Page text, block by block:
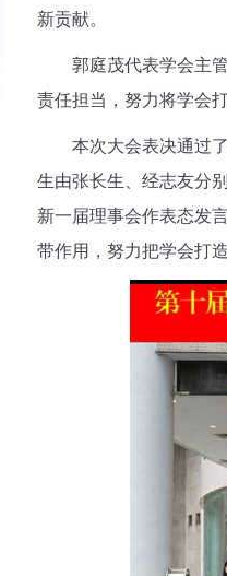
新贡献。
郭庭茂代表学会主
责任担当，努力将学会
本次大会表决通过
生由张长生、经志友分
新一届理事会作表态发
带作用，努力把学会打